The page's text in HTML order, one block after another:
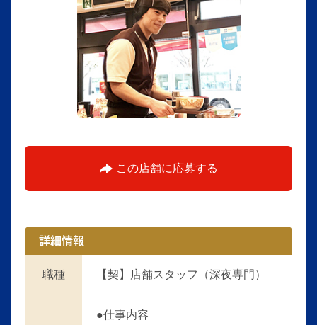
この店舗に応募する
詳細情報
職種 【契】店舗スタッフ（深夜専門）
●仕事内容